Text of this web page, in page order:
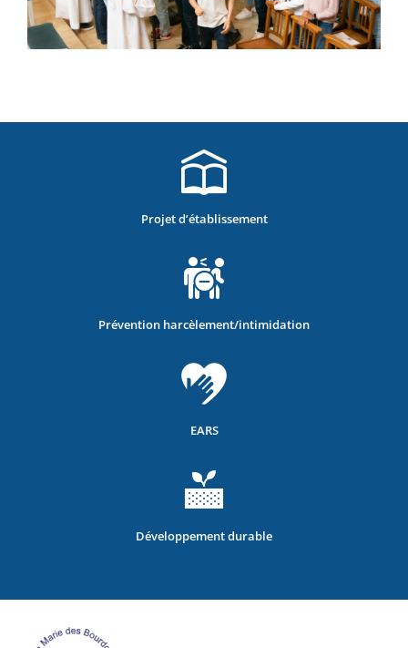
Projet d’établissement
Prévention harcèlement/intimidation
EARS
Développement durable